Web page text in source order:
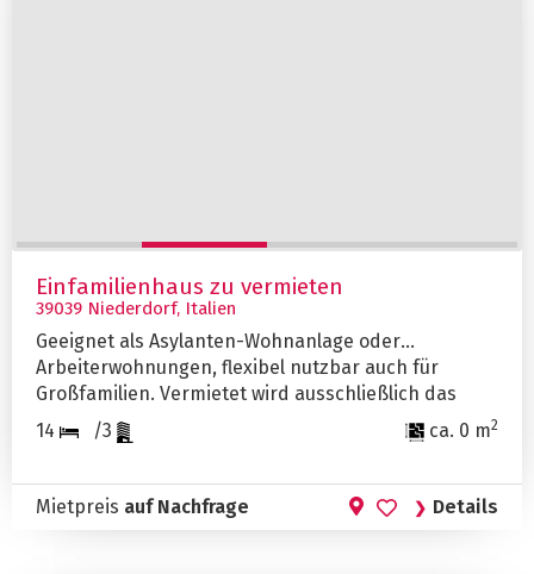
Einfamilienhaus zu vermieten
39039 Niederdorf, Italien
Geeignet als Asylanten-Wohnanlage oder
Arbeiterwohnungen, flexibel nutzbar auch für
Großfamilien. Vermietet wird ausschließlich das
gesamte Haus und nur langfristig. Anfragen bitte
ausschließlich schriftlich.
ca. 0 m2
14 /3
Mietpreis auf Nachfrage Details